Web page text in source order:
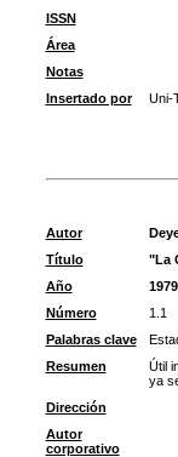
ISSN
Área
Notas
Insertado por
Uni-
Autor
Título
"La
Año
1979
Número
1.1
Palabras clave
Resumen
Útil
ya
Dirección
Autor
corporativo